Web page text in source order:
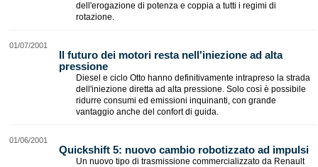
dell'erogazione di potenza e coppia a tutti i regimi di
rotazione.
01/07/2001
Il futuro dei motori resta nell'iniezione ad alta
pressione
Diesel e ciclo Otto hanno definitivamente intrapreso la strada
dell'iniezione diretta ad alta pressione. Solo così è possibile
ridurre consumi ed emissioni inquinanti, con grande
vantaggio anche del confort di guida.
01/06/2001
Quickshift 5: nuovo cambio robotizzato ad impulsi
Un nuovo tipo di trasmissione commercializzato da Renault